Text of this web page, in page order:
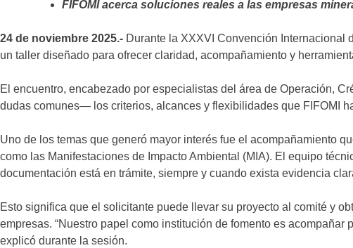
FIFOMI acerca soluciones reales a las empresas
24 de noviembre 2025.- Durante la XXXVI Convención Internacional
un taller diseñado para ofrecer claridad, acompañamiento y
El encuentro, encabezado por especialistas del área de Operación,
dudas comunes— los criterios, alcances y flexibilidades que FIFOMI
Uno de los temas que generó mayor interés fue el acompañamiento
como las Manifestaciones de Impacto Ambiental (MIA). El equipo
documentación está en trámite, siempre y cuando exista evidencia
Esto significa que el solicitante puede llevar su proyecto al comité y
empresas. “Nuestro papel como institución de fomento es
explicó durante la sesión.